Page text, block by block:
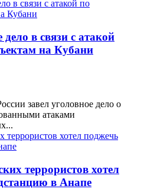
в связи с атакой
на Кубани
завел уголовное дело о
атаками
террористов хотел
в Анапе